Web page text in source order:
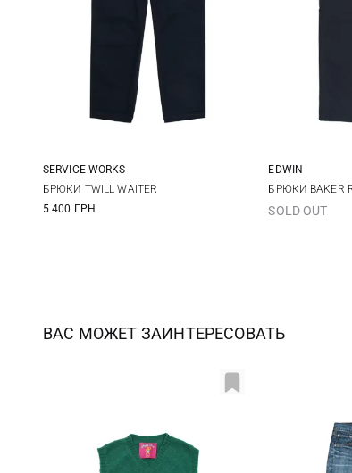
M L
SERVICE WORKS
БРЮКИ TWILL WAITER
5 400 ГРН
M L
EDWIN
БРЮКИ BAKER
SOLD OUT
ВАС МОЖЕТ ЗАИНТЕРЕСОВАТЬ